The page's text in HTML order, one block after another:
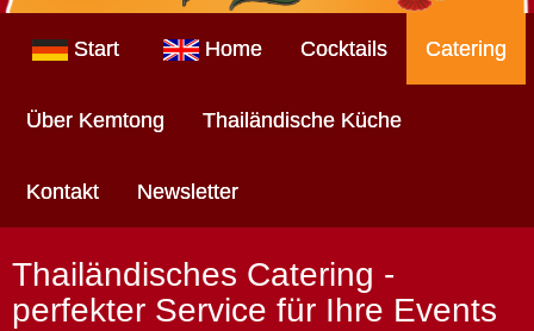
Start Home Cocktails Catering
Über Kemtong Thailändische Küche
Kontakt Newsletter
Thailändisches Catering -
perfekter Service für Ihre Events